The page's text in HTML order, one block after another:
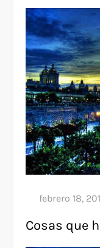
Cosas que